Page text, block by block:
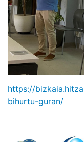
https://
bihurtu-guran/